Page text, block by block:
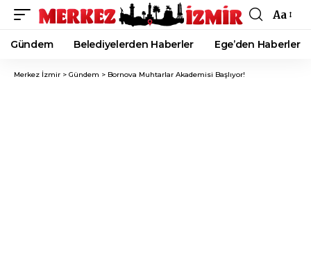
Font
Resizer
Aa
Gündem Belediyelerden Haberler Ege’den Haberler
Merkez İzmir > Gündem > Bornova Muhtarlar Akademisi Başlıyor!